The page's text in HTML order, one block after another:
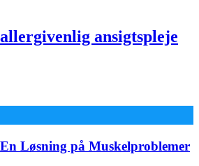
ansigtspleje
En Løsning på Muskelproblemer